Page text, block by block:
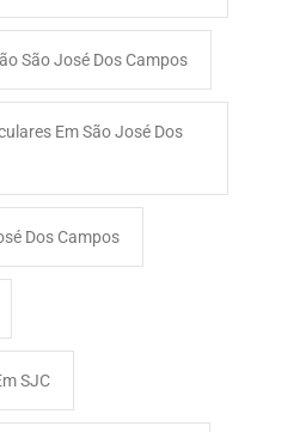
São José Dos Campos
Em São José Dos
Dos Campos​
SJC